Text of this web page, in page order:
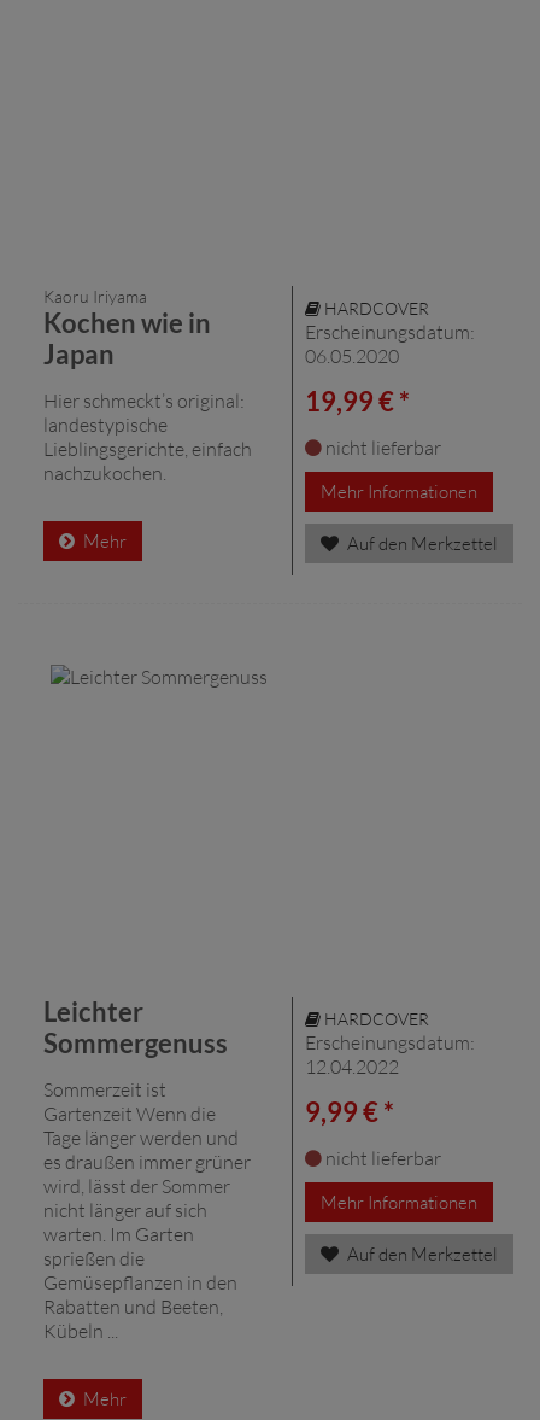
Kaoru Iriyama
Kochen wie in
Japan
Hier schmeckt’s original:
landestypische
Lieblingsgerichte, einfach
nachzukochen.
Mehr
HARDCOVER
Erscheinungsdatum:
06.05.2020
19,99 € *
nicht lieferbar
Mehr Informationen
Auf den Merkzettel
Leichter
Sommergenuss
Sommerzeit ist
Gartenzeit Wenn die
Tage länger werden und
es draußen immer grüner
wird, lässt der Sommer
nicht länger auf sich
warten. Im Garten
sprießen die
Gemüsepflanzen in den
Rabatten und Beeten,
Kübeln ...
Mehr
HARDCOVER
Erscheinungsdatum:
12.04.2022
9,99 € *
nicht lieferbar
Mehr Informationen
Auf den Merkzettel